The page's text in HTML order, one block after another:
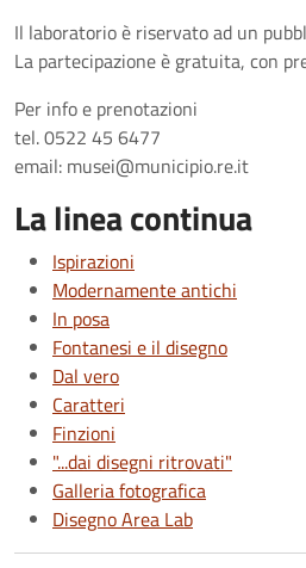
Il laboratorio è riservato ad un
La partecipazione è gratuita, con
Per info e prenotazioni
tel. 0522 45 6477
email: musei@municipio.re.it
La linea continua
Ispirazioni
Modernamente antichi
In posa
Fontanesi e il disegno
Dal vero
Caratteri
Finzioni
"...dai disegni ritrovati"
Galleria fotografica
Disegno Area Lab